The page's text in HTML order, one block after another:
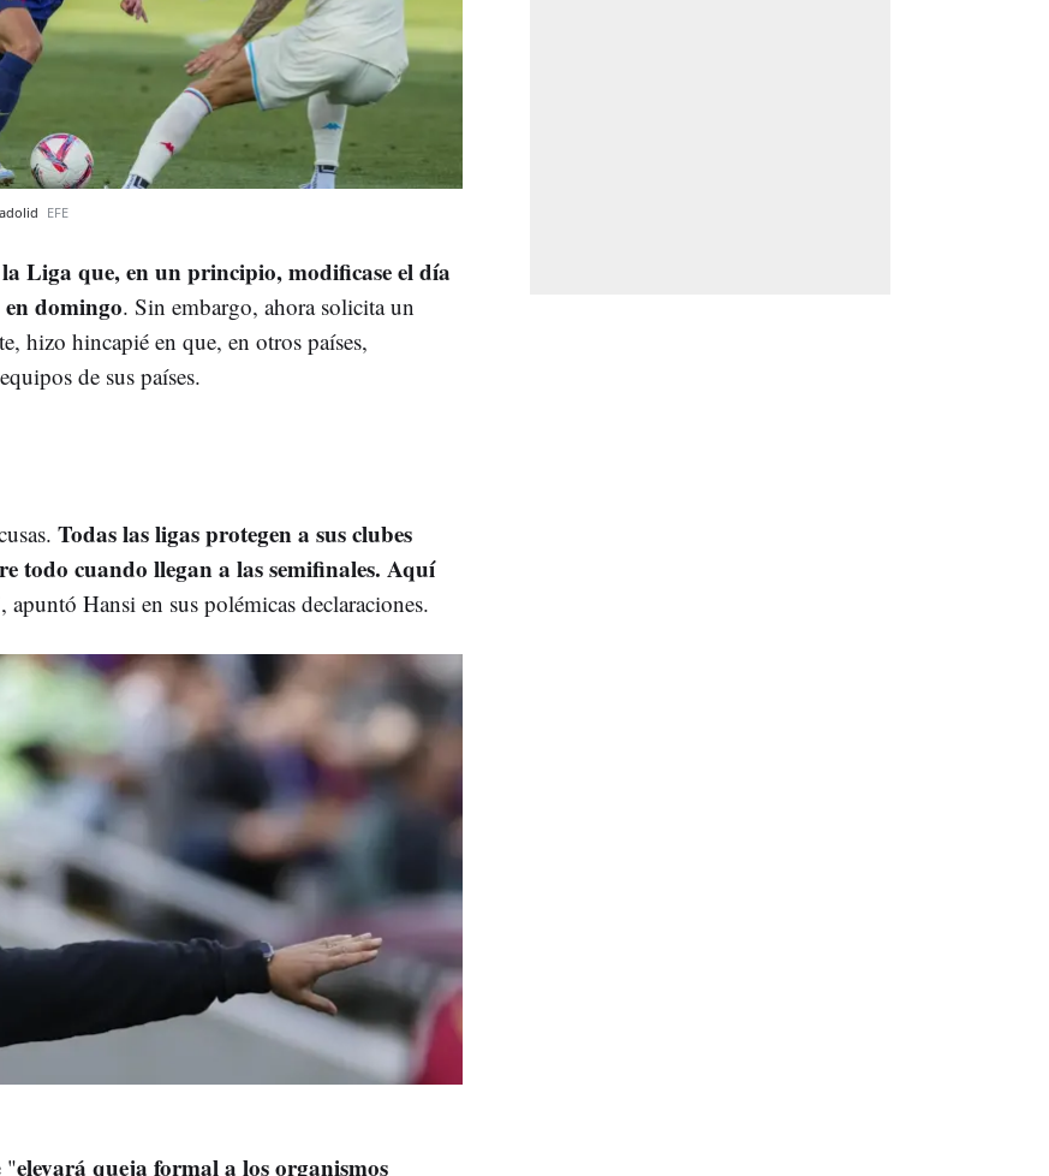
EFE
Liga que, en un principio, modificase el día
domingo. Sin embargo, ahora solicita un
hizo hincapié en que, en otros países,
de sus países.
Todas las ligas protegen a sus clubes
todo cuando llegan a las semifinales. Aquí
apuntó Hansi en sus polémicas declaraciones.
"elevará queja formal a los organismos